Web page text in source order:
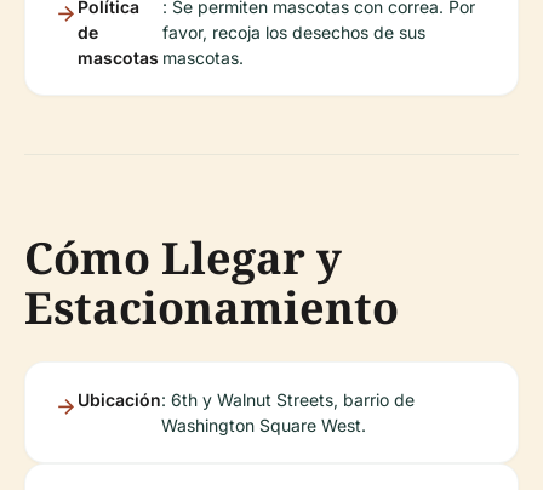
Política
de
mascotas
: Se permiten mascotas con correa. Por
favor, recoja los desechos de sus
mascotas.
Cómo Llegar y
Estacionamiento
Ubicación: 6th y Walnut Streets, barrio de
Washington Square West.